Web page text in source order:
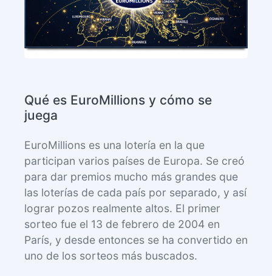
Qué es EuroMillions y cómo se
juega
EuroMillions es una lotería en la que
participan varios países de Europa. Se creó
para dar premios mucho más grandes que
las loterías de cada país por separado, y así
lograr pozos realmente altos. El primer
sorteo fue el 13 de febrero de 2004 en
París, y desde entonces se ha convertido en
uno de los sorteos más buscados.